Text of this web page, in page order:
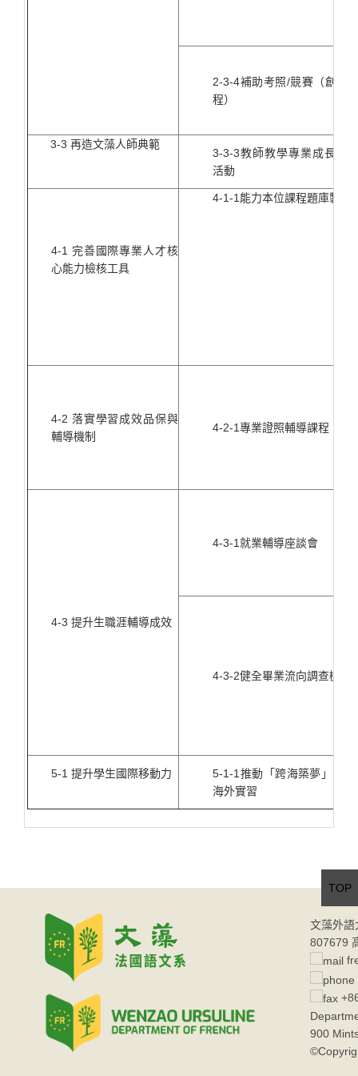
2-3-4補助考照/競賽（創新
程）
3-3 再造文藻人師典範
3-3-3教師教學專業成長研
活動
4-1 完善國際專業人才核
心能力檢核工具
4-1-1能力本位課程題庫製作
4-2 落實學習成效品保與
輔導機制
4-2-1專業證照輔導課程
4-3 提升生職涯輔導成效
4-3-1就業輔導座談會
4-3-2健全畢業流向調查機制
5-1 提升學生國際移動力
5-1-1推動「跨海築夢」計畫
海外實習
文藻外
807679
900
TOP